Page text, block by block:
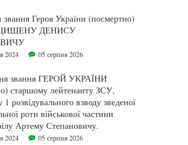
звання Героя України (посмертно)
ДЕНИСУ
2024 05 серпня 2026
звання ГЕРОЙ УКРАЇНИ
старшому лейтенанту ЗСУ,
розвідувального взводу зведеної
роти військової частини
Артему Степановичу.
2024 05 серпня 2026